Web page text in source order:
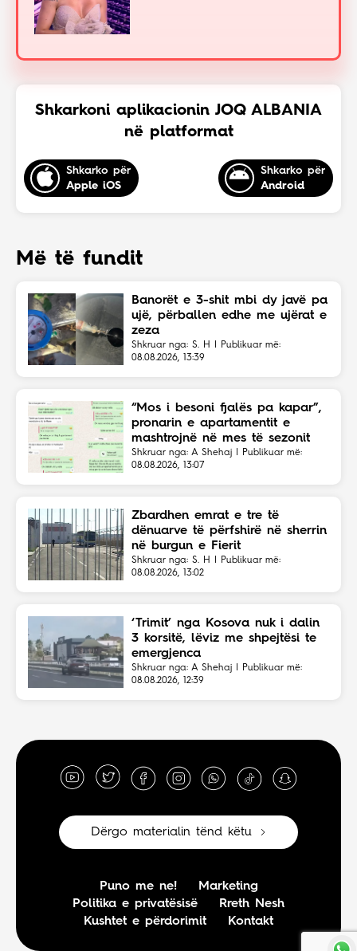
Shkarkoni aplikacionin JOQ ALBANIA
në platformat
Shkarko për
Apple iOS
Shkarko për
Android
Më të fundit
Banorët e 3-shit mbi dy javë pa
ujë, përballen edhe me ujërat e
zeza
Shkruar nga: S. H | Publikuar më:
08.08.2026, 13:39
“Mos i besoni fjalës pa kapar”,
pronarin e apartamentit e
mashtrojnë në mes të sezonit
Shkruar nga: A Shehaj | Publikuar më:
08.08.2026, 13:07
Zbardhen emrat e tre të
dënuarve të përfshirë në sherrin
në burgun e Fierit
Shkruar nga: S. H | Publikuar më:
08.08.2026, 13:02
‘Trimit’ nga Kosova nuk i dalin
3 korsitë, lëviz me shpejtësi te
emergjenca
Shkruar nga: A Shehaj | Publikuar më:
08.08.2026, 12:39
Dërgo materialin tënd këtu
Puno me ne!
Marketing
Politika e privatësisë
Rreth Nesh
Kushtet e përdorimit
Kontakt